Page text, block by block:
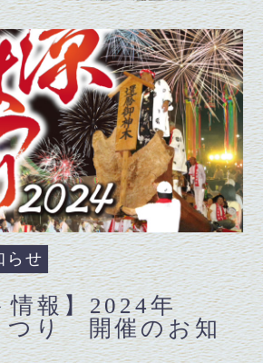
らせ
情報】2024年
つり 開催のお知